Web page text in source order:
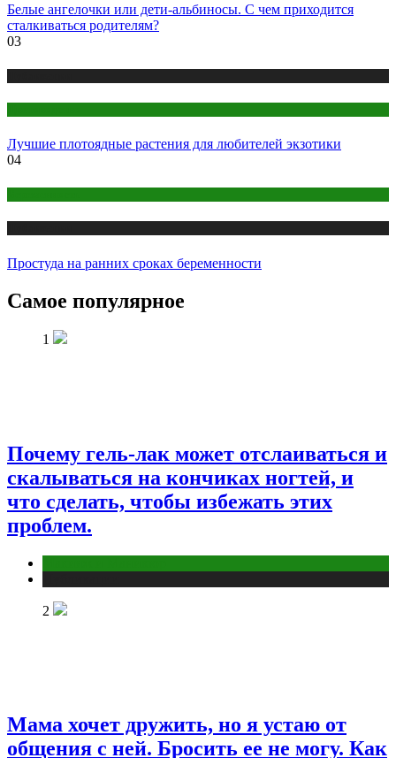
Белые ангелочки или дети-альбиносы. С чем приходится
сталкиваться родителям?
03
Лучшие плотоядные растения для любителей экзотики
04
Простуда на ранних сроках беременности
Самое популярное
1
Почему гель-лак может отслаиваться и
скалываться на кончиках ногтей, и
что сделать, чтобы избежать этих
проблем.
2
Мама хочет дружить, но я устаю от
общения с ней. Бросить ее не могу. Как